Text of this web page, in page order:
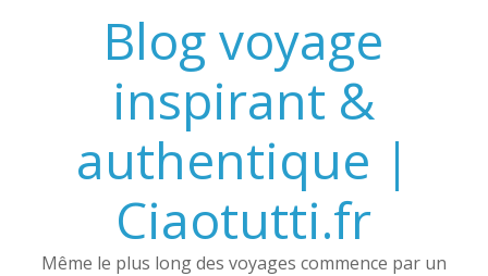
Blog voyage
inspirant &
authentique |
Ciaotutti.fr
Même le plus long des voyages commence par un